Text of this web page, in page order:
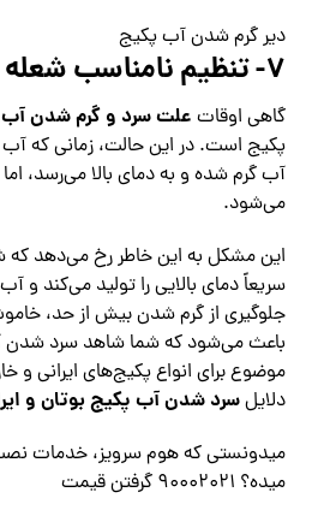
دیر گرم شدن آب پکیج
۷- تنظیم نامناسب شعله پکیج:
گاهی اوقات علت سرد و گرم شدن آب
پکیج است. در این حالت، زمانی که آب
آب گرم شده و به دمای بالا می‌رسد،
می‌شود.
این مشکل به این خاطر رخ می‌دهد
سریعاً دمای بالایی را تولید می‌کند و
جلوگیری از گرم شدن بیش از حد،
باعث می‌شود که شما شاهد سرد شدن
موضوع برای انواع پکیج‌های ایرانی و
دلایلسرد شدن آب پکیج بوتان و
میدونستی که هوم سرویز، خدمات
میده؟ ۹۰۰۰۲۰۲۱ گرفتن قیمت